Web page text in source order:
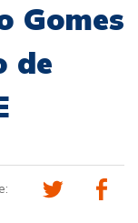
Gomes
de